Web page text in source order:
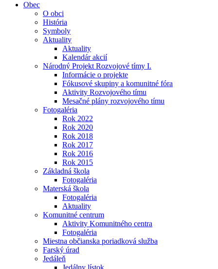
Obec
O obci
História
Symboly
Aktuality
Aktuality
Kalendár akcií
Národný Projekt Rozvojové tímy I.
Informácie o projekte
Fókusové skupiny a komunitné fóra
Aktivity Rozvojového tímu
Mesačné plány rozvojového tímu
Fotogaléria
Rok 2022
Rok 2020
Rok 2018
Rok 2017
Rok 2016
Rok 2015
Základná škola
Fotogaléria
Materská škola
Fotogaléria
Aktuality
Komunitné centrum
Aktivity Komunitného centra
Fotogaléria
Miestna občianska poriadková služba
Farský úrad
Jedáleň
Jedálny lístok